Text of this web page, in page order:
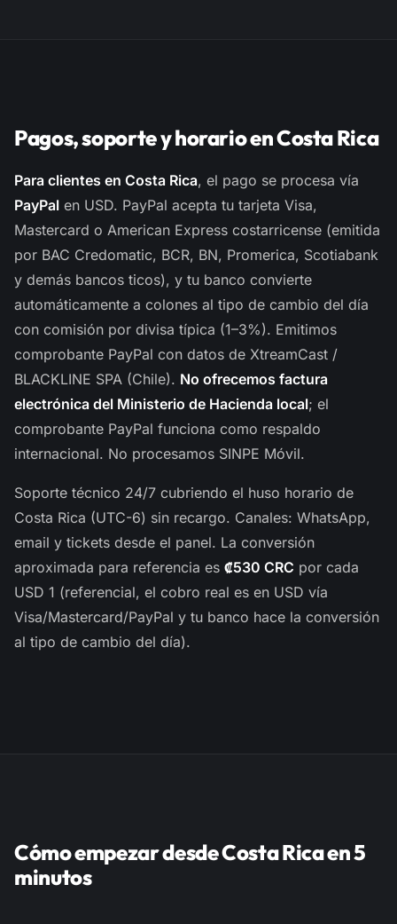
Pagos, soporte y horario en Costa Rica
Para clientes en Costa Rica, el pago se procesa vía
PayPal en USD. PayPal acepta tu tarjeta Visa,
Mastercard o American Express costarricense (emitida
por BAC Credomatic, BCR, BN, Promerica, Scotiabank
y demás bancos ticos), y tu banco convierte
automáticamente a colones al tipo de cambio del día
con comisión por divisa típica (1–3%). Emitimos
comprobante PayPal con datos de XtreamCast /
BLACKLINE SPA (Chile). No ofrecemos factura
electrónica del Ministerio de Hacienda local; el
comprobante PayPal funciona como respaldo
internacional. No procesamos SINPE Móvil.
Soporte técnico 24/7 cubriendo el huso horario de
Costa Rica (UTC-6) sin recargo. Canales: WhatsApp,
email y tickets desde el panel. La conversión
aproximada para referencia es ₡530 CRC por cada
USD 1 (referencial, el cobro real es en USD vía
Visa/Mastercard/PayPal y tu banco hace la conversión
al tipo de cambio del día).
Cómo empezar desde Costa Rica en 5
minutos